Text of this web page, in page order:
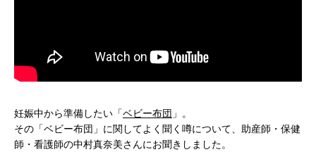
妊娠中から準備したい「ベビー布団 」。
その「ベビー布団」に関してよく聞く噂について、助産師・保健
師・看護師の中村真奈美さんにお聞きしました。